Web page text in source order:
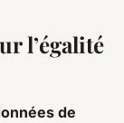
l’égalité
de